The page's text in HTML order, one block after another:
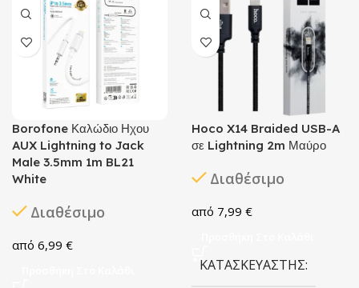
Borofone Καλώδιο Ηχου
AUX Lightning to Jack
Male 3.5mm 1m BL21
White
Διαθέσιμο
6,99 €
Hoco X14 Braided USB-A
σε Lightning 2m Μαύρο
Διαθέσιμο
7,99 €
ΚΑΤΑΣΚΕΥΑΣΤΉΣ